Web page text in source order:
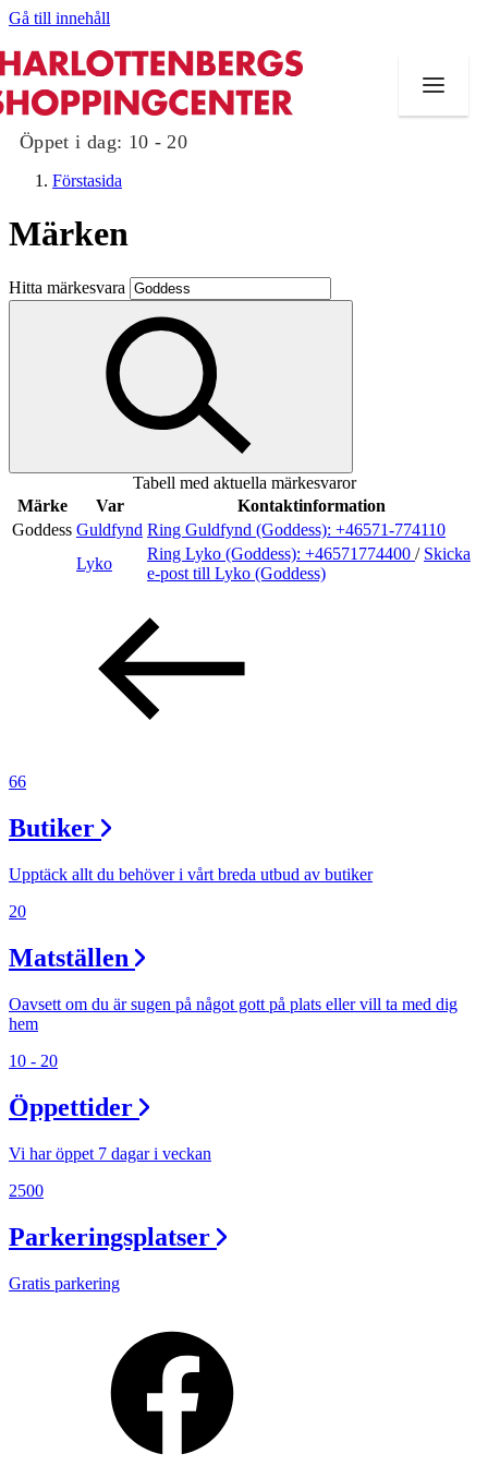
Gå till innehåll
Öppet i dag: 10 - 20
Butiker
Mat och dryck
Evenemang
Erbjudanden
Inspiration
Öppettider
Praktisk information
Presentkort
Min Shopping-app
Förstasida
Märken
Hitta märkesvara
Tabell med aktuella märkesvaror
Märke
Var
Kontaktinformation
Goddess Guldfynd Ring Guldfynd (Goddess): +46571-774110
Lyko
Ring Lyko (Goddess): +46571774400 / Skicka
e-post till Lyko (Goddess)
66
Butiker
Upptäck allt du behöver i vårt breda utbud av butiker
20
Matställen
Oavsett om du är sugen på något gott på plats eller vill ta med dig
hem
10 - 20
Öppettider
Vi har öppet 7 dagar i veckan
2500
Parkeringsplatser
Gratis parkering